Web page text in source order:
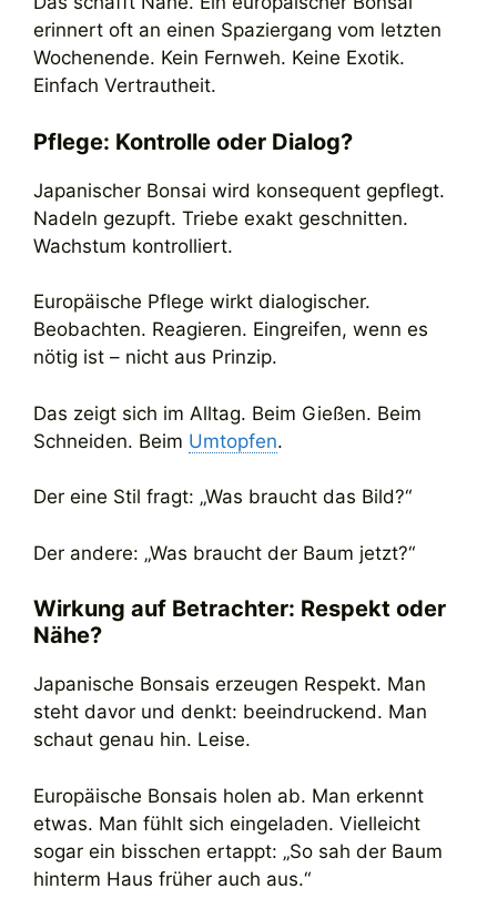
erinnert oft an einen Spaziergang vom letzten
Wochenende. Kein Fernweh. Keine Exotik.
Einfach Vertrautheit.
Pflege: Kontrolle oder Dialog?
Japanischer Bonsai wird konsequent gepflegt.
Nadeln gezupft. Triebe exakt geschnitten.
Wachstum kontrolliert.
Europäische Pflege wirkt dialogischer.
Beobachten. Reagieren. Eingreifen, wenn es
nötig ist – nicht aus Prinzip.
Das zeigt sich im Alltag. Beim Gießen. Beim
Schneiden. Beim Umtopfen.
Der eine Stil fragt: „Was braucht das Bild?“
Der andere: „Was braucht der Baum jetzt?“
Wirkung auf Betrachter: Respekt oder
Nähe?
Japanische Bonsais erzeugen Respekt. Man
steht davor und denkt: beeindruckend. Man
schaut genau hin. Leise.
Europäische Bonsais holen ab. Man erkennt
etwas. Man fühlt sich eingeladen. Vielleicht
sogar ein bisschen ertappt: „So sah der Baum
hinterm Haus früher auch aus.“